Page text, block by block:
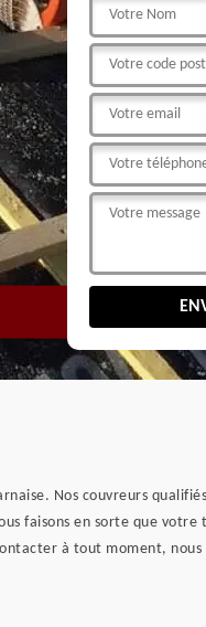
Nos couvreurs
faisons en sorte que
à tout moment,